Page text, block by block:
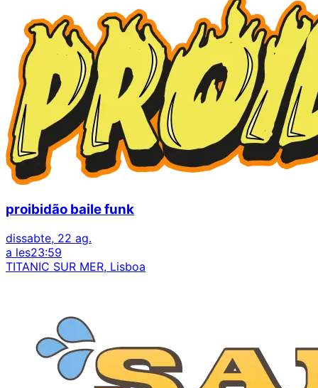
proibidão baile funk
dissabte, 22 ag.
a les23:59
TITANIC SUR MER, Lisboa